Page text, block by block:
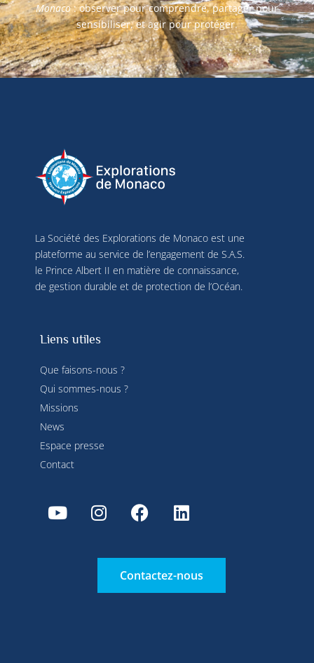
Monaco: observer pour comprendre, partager pour
sensibiliser, et agir pour protéger.
La Société des Explorations de Monaco est une
plateforme au service de l’engagement de S.A.S.
le Prince Albert II en matière de connaissance,
de gestion durable et de protection de l’Océan.
Liens utiles
Que faisons-nous ?
Qui sommes-nous ?
Missions
News
Espace presse
Contact
Contactez-nous